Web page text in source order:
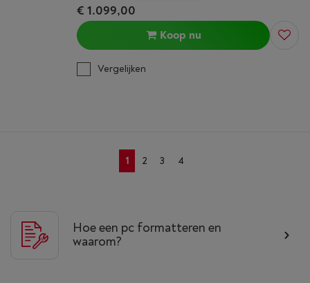
€ 1.099,00
Koop nu
Vergelijken
1 2 3 4
Hoe een pc formatteren en
waarom?